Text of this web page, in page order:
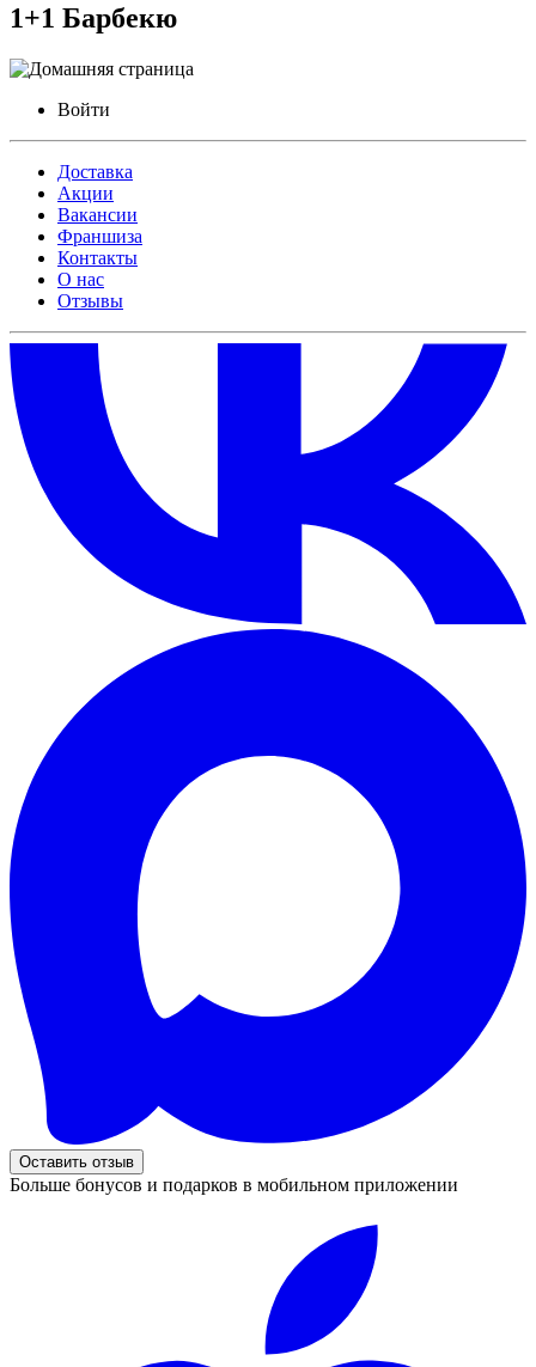
1+1 Барбекю
Войти
Доставка
Акции
Вакансии
Франшиза
Контакты
О нас
Отзывы
Оставить отзыв
Больше бонусов и подарков в мобильном приложении